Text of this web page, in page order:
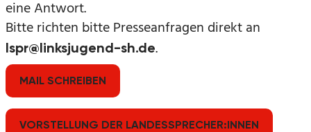
eine Antwort.
Bitte richten bitte Presseanfragen direkt an
lspr@linksjugend-sh.de.
MAIL SCHREIBEN
VORSTELLUNG DER LANDESSPRECHER:INNEN